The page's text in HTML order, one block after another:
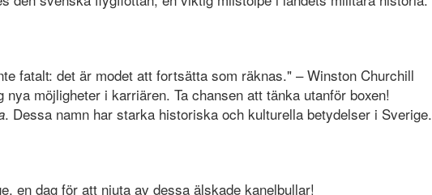
fatalt: det är modet att fortsätta som räknas." – Winston Churchill
möjligheter i karriären. Ta chansen att tänka utanför boxen!
. Dessa namn har starka historiska och kulturella betydelser i Sverige.
en dag för att njuta av dessa älskade kanelbullar!